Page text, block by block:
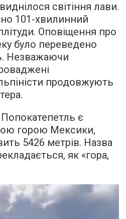
світіння лави.
101-хвилинний
Оповіщення про
було переведено
Незважаючи
продовжують
є
горою Мексики,
5426 метрів. Назва
як «гора,